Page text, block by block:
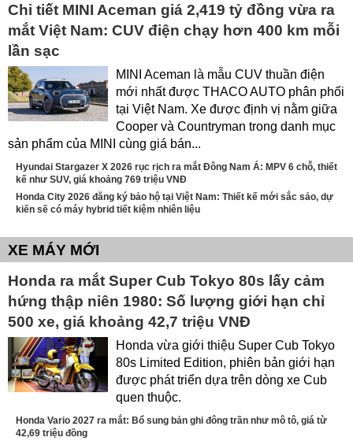
Chi tiết MINI Aceman giá 2,419 tỷ đồng vừa ra
mắt Việt Nam: CUV điện chạy hơn 400 km mỗi
lần sạc
MINI Aceman là mẫu CUV thuần điện
mới nhất được THACO AUTO phân phối
tại Việt Nam. Xe được định vị nằm giữa
Cooper và Countryman trong danh mục
sản phẩm của MINI cùng giá bán...
Hyundai Stargazer X 2026 rục rịch ra mắt Đông Nam Á: MPV 6 chỗ, thiết
kế như SUV, giá khoảng 769 triệu VNĐ
Honda City 2026 đăng ký bảo hộ tại Việt Nam: Thiết kế mới sắc sảo, dự
kiến sẽ có máy hybrid tiết kiệm nhiên liệu
XE MÁY MỚI
Honda ra mắt Super Cub Tokyo 80s lấy cảm
hứng thập niên 1980: Số lượng giới hạn chỉ
500 xe, giá khoảng 42,7 triệu VNĐ
Honda vừa giới thiệu Super Cub Tokyo
80s Limited Edition, phiên bản giới hạn
được phát triển dựa trên dòng xe Cub
quen thuộc.
Honda Vario 2027 ra mắt: Bổ sung bản ghi đông trần như mô tô, giá từ
42,69 triệu đồng